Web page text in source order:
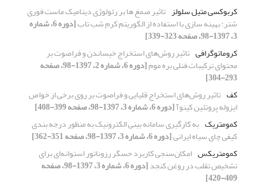
کربوکسی متیل سلولز تاثیر صمغ ها بر رئولوژی دینامیک ماست فوری
شتر: بهینه سازی با استفاده از الگوریتم کرم شب تاب [دوره 6، شماره
3، 1397-98، صفحه 323-339]
کروماتوگرافی تاثیر روش‌های استخراج خیساندن و فراصوت بر
محتوای ترکیبات فنلی بره موم [دوره 6، شماره 2، 1397-98، صفحه
293-304]
کف تاثیر روش‌های استخراج قلیایی و فراصوت بر روی برخی از خواص
ایزوله پروتئین کینوآ[دوره 6، شماره 3، 1397-98، صفحه 399-408]
کمومتریک به کارگیری سامانه بینی الکترونیک به منظور درجه بندی
کیفی چای سیاه ایرانی[دوره 6، شماره 3، 1397-98، صفحه 351-362]
کمومتریکس امکان‌سنجی کاربرد حسگر رزوناتور استوانه‌ای برای
تشخیص تقلب در روغن کنجد [دوره 6، شماره 3، 1397-98، صفحه
409-420]